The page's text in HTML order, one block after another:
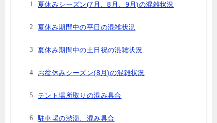
夏休みシーズン(7月、8月、9月)の混雑状況
夏休み期間中の平日の混雑状況
夏休み期間中の土日祝の混雑状況
お盆休みシーズン(8月)の混雑状況
テント場所取りの混み具合
駐車場の渋滞、混み具合